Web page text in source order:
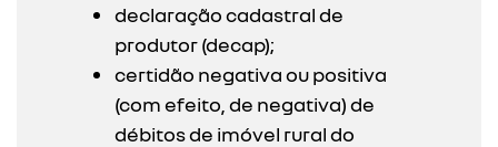
declaração cadastral de
produtor (decap);
certidão negativa ou positiva
(com efeito, de negativa) de
débitos de imóvel rural do